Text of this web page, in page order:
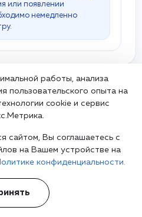
или появлении
немедленно
врач, врач-нарколог,
один из самых опытных и
наркологов в Москве и
он занимается реабилитацией
проводит диагностику и
работы, анализа
пользовательского опыта на
cookie и сервис
сайтом, Вы соглашаетесь с
на Вашем устройстве на
Политике конфиденциальности.